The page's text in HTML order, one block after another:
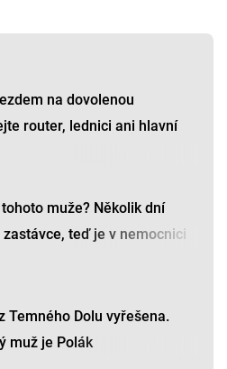
na dovolenou
router, lednici ani hlavní
tohoto muže? Několik dní
teď je v nemocnici
Temného Dolu vyřešena.
muž je Polák